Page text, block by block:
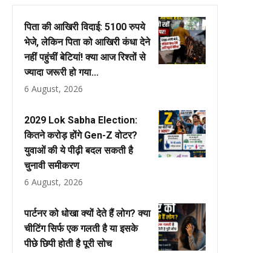
पिता की आखिरी विदाई: 5100 रुपये
भेजे, लेकिन पिता को आखिरी कंधा देने
नहीं पहुंचीं बेटियां! क्या आज रिश्तों से
ज्यादा जरूरी हो गया...
6 August, 2026
2029 Lok Sabha Election:
कितने करोड़ होंगे Gen-Z वोटर?
युवाओं की ये पीढ़ी बदल सकती है
चुनावी समीकरण
6 August, 2026
पार्टनर को धोखा क्यों देते हैं लोग? क्या
चीटिंग सिर्फ एक गलती है या इसके
पीछे छिपी होती है पूरी सोच